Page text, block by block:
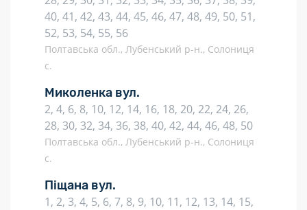
40, 41, 42, 43, 44, 45, 46, 47, 48, 49, 50, 51,
52, 53, 54, 55, 56
Полтавська обл., Лубенський р-н., Солониця
с.
Миколенка вул.
2, 4, 6, 8, 10, 12, 14, 16, 18, 20, 22, 24, 26,
28, 30, 32, 34, 36, 38, 40, 42, 44, 46, 48, 50
Полтавська обл., Лубенський р-н., Солониця
с.
Піщана вул.
1, 2, 3, 4, 5, 6, 7, 8, 9, 10, 11, 12, 13, 14, 15,